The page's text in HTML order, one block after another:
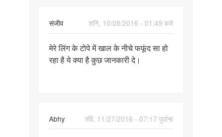
संजीव
शनि, 10/08/2016 - 01:49 बजे
मेरे
लिंग
के
मेरे लिंग के टोपे में खाल के नीचे फफूंद सा हो
रहा है ये क्या है कुछ जानकारी दे।
Abhy
रवि, 11/27/2016 - 07:17 पूर्वान्ह